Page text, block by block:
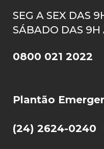
SEG A SEX DAS
SÁBADO DAS 9H
0800 021 2022
Plantão
(24) 2624-0240